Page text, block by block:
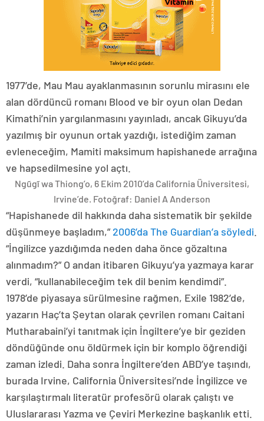
1977’de, Mau Mau ayaklanmasının sorunlu mirasını ele
alan dördüncü romanı Blood ve bir oyun olan Dedan
Kimathi’nin yargılanmasını yayınladı, ancak Gikuyu’da
yazılmış bir oyunun ortak yazdığı, istediğim zaman
evleneceğim, Mamiti maksimum hapishanede arrağına
ve hapsedilmesine yol açtı.
Ngũgĩ wa Thiong’o, 6 Ekim 2010’da California Üniversitesi,
Irvine’de. Fotoğraf: Daniel A Anderson
“Hapishanede dil hakkında daha sistematik bir şekilde
düşünmeye başladım,”2006’da The Guardian’a söyledi
“İngilizce yazdığımda neden daha önce gözaltına
alınmadım?” O andan itibaren Gikuyu’ya yazmaya karar
verdi, “kullanabileceğim tek dil benim kendimdi”.
1978’de piyasaya sürülmesine rağmen, Exile 1982’de,
yazarın Haç’ta Şeytan olarak çevrilen romanı Caitani
Mutharabaini’yi tanıtmak için İngiltere’ye bir geziden
döndüğünde onu öldürmek için bir komplo öğrendiği
zaman izledi. Daha sonra İngiltere’den ABD’ye taşındı,
burada Irvine, California Üniversitesi’nde İngilizce ve
karşılaştırmalı literatür profesörü olarak çalıştı ve
Uluslararası Yazma ve Çeviri Merkezine başkanlık etti.